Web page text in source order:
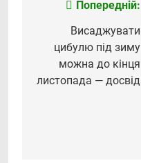
Навігація
записів
Попередній:
Висаджувати
цибулю під зиму
можна до кінця
листопада — досвід